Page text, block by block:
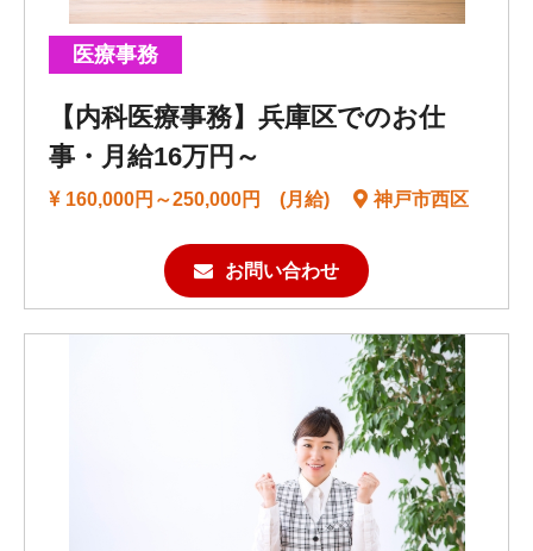
医療事務
【内科医療事務】兵庫区でのお仕
事・月給16万円～
160,000円～250,000円 (月給) 神戸市西区
お問い合わせ